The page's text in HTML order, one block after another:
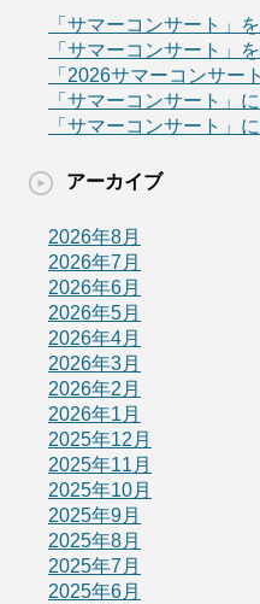
「サマーコンサート」
「サマーコンサート」
「2026サマーコンサー
「サマーコンサート」
「サマーコンサート」
アーカイブ
2026年8月
2026年7月
2026年6月
2026年5月
2026年4月
2026年3月
2026年2月
2026年1月
2025年12月
2025年11月
2025年10月
2025年9月
2025年8月
2025年7月
2025年6月